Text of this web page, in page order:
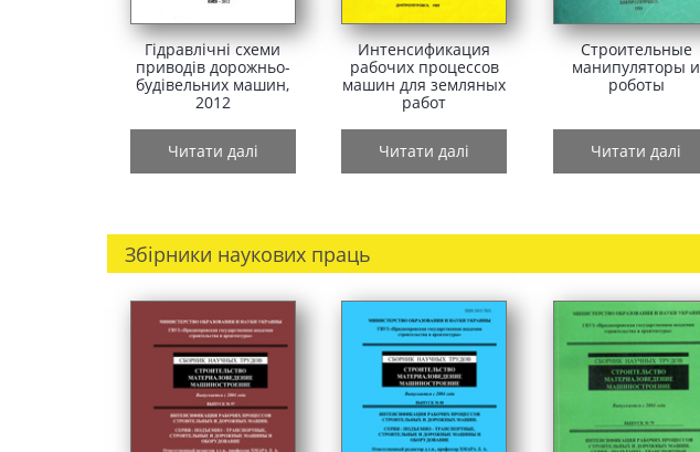
Гідравлічні схеми
приводів дорожньо-
будівельних машин,
2012
Читати далі
Интенсификация
рабочих процессов
машин для земляных
работ
Читати далі
Строительные
манипуляторы и
роботы
Читати далі
Збірники наукових праць